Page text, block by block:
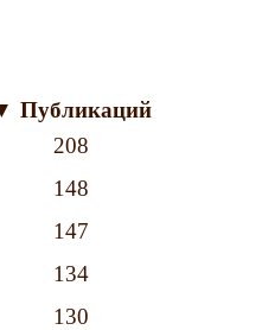
Публикаций
208
148
147
134
130